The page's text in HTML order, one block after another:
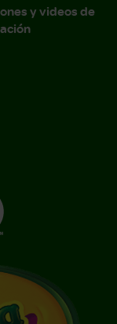
y videos de